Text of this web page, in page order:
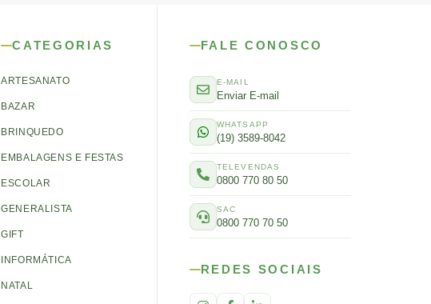
CATEGORIAS
ARTESANATO
BAZAR
BRINQUEDO
EMBALAGENS E FESTAS
ESCOLAR
GENERALISTA
GIFT
INFORMÁTICA
NATAL
FALE CONOSCO
E-MAIL
Enviar E-mail
WHATSAPP
(19) 3589-8042
TELEVENDAS
0800 770 80 50
SAC
0800 770 70 50
REDES SOCIAIS